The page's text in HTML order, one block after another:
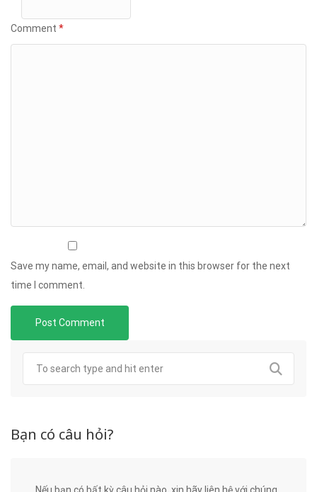
Comment *
Save my name, email, and website in this browser for the next
time I comment.
Bạn có câu hỏi?
Nếu bạn có bất kỳ câu hỏi nào, xin hãy liên hệ với chúng